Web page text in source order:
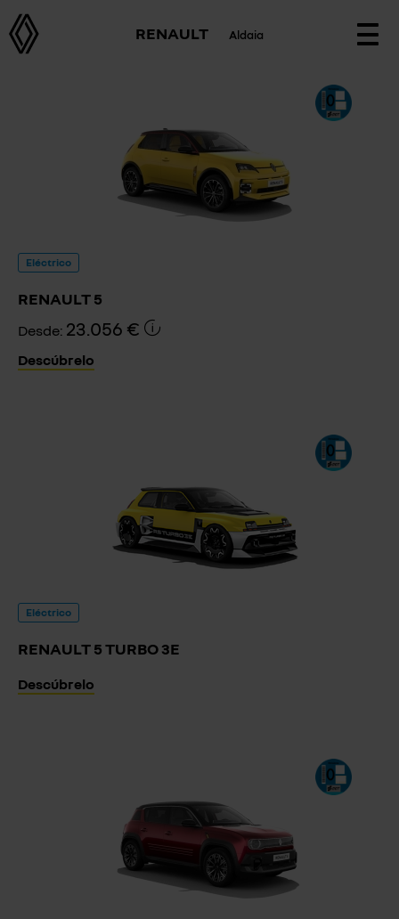
RENAULT Aldaia
Eléctrico
RENAULT 5
Desde: 23.056 €
Descúbrelo
Eléctrico
RENAULT 5 TURBO 3E
Descúbrelo